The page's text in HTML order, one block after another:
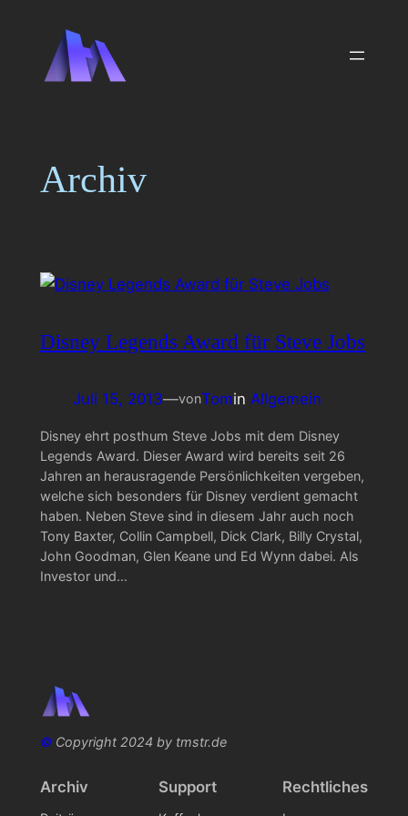
springen
Archiv
Disney Legends Award für Steve Jobs
Juli 15, 2013—vonTomin Allgemein
Disney ehrt posthum Steve Jobs mit dem Disney
Legends Award. Dieser Award wird bereits seit 26
Jahren an herausragende Persönlichkeiten vergeben,
welche sich besonders für Disney verdient gemacht
haben. Neben Steve sind in diesem Jahr auch noch
Tony Baxter, Collin Campbell, Dick Clark, Billy Crystal,
John Goodman, Glen Keane und Ed Wynn dabei. Als
Investor und…
©Copyright 2024 by tmstr.de
Archiv Support Rechtliches